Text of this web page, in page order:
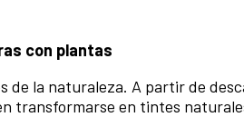
con plantas
de la naturaleza. A partir de
transformarse en tintes